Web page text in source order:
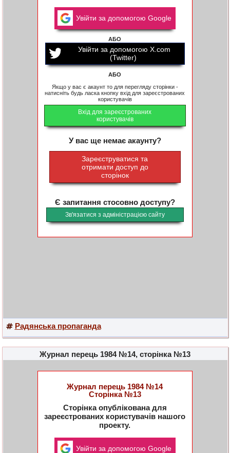
Увійти за допомогою Google
АБО
Увійти за допомогою X.com
(Twitter)
АБО
Якщо у вас є акаунт то для перегляду сторінки -
натисніть будь ласка кнопку вхід для зареєстрованих
користувачів
Вхід для зареєстрованих
користувачів
У вас ще немає акаунту?
Зареєструватися та
отримати доступ до
сторінок
Є запитання стосовно доступу?
Зв'язатися з адміністрацією сайту
Радянська пропаганда
Журнал перець 1984 №14, сторінка №13
Журнал перець 1984 №14
Сторінка №13
Сторінка опублікована для
зареєстрованих користувачів нашого
проекту.
Увійти за допомогою Google